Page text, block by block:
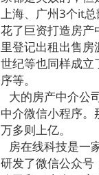
上海、广州3个it
花了巨资打造房产
里登记出租出售
世纪等也同样成
序等。
大的房产中介公
中介微信小程序
万多则上亿。
房在线科技是一
研发了微信公众号